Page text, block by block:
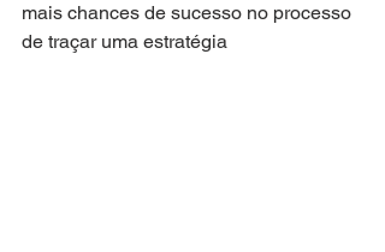
mais chances de sucesso no processo
de traçar uma estratégia